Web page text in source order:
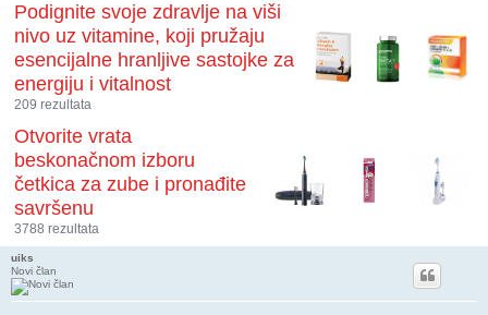
Podignite svoje zdravlje na viši
nivo uz vitamine, koji pružaju
esencijalne hranljive sastojke za
energiju i vitalnost
209 rezultata
Otvorite vrata
beskonačnom izboru
četkica za zube i pronađite
savršenu
3788 rezultata
uiks
Novi član